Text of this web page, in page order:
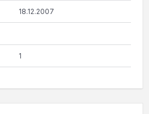
18.12.2007
1